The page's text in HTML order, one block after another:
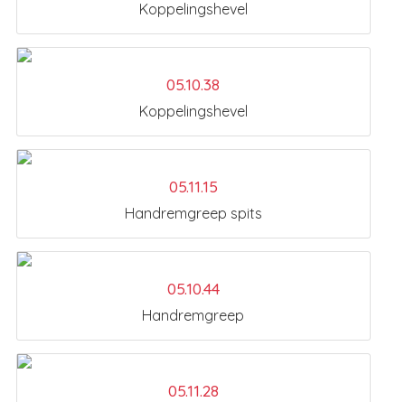
Koppelingshevel
05.10.38
Koppelingshevel
05.11.15
Handremgreep spits
05.10.44
Handremgreep
05.11.28